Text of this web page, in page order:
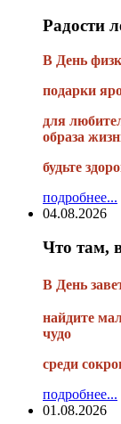
Радости
В День
подарки
для
образа
будьте
подробнее...
04.08.2026
Что там,
В День
найдите
чудо
среди
подробнее...
01.08.2026